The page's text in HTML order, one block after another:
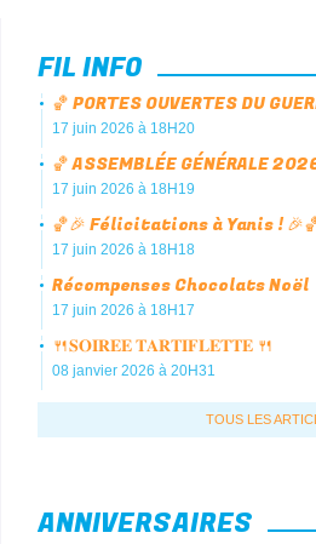
FIL INFO
🏀 PORTES OUVERTES DU
17 juin 2026 à 18H20
🏀 ASSEMBLÉE GÉNÉRALE
17 juin 2026 à 18H19
🏀🎉 Félicitations à Yanis !
17 juin 2026 à 18H18
Récompenses Chocolats Noël
17 juin 2026 à 18H17
🍴𝐒𝐎𝐈𝐑𝐄𝐄 𝐓𝐀𝐑𝐓𝐈𝐅𝐋𝐄𝐓𝐓𝐄 🍴
08 janvier 2026 à 20H31
TOUS LES
ANNIVERSAIRES